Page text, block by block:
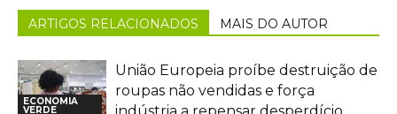
ARTIGOS RELACIONADOS MAIS DO AUTOR
ECONOMIA
VERDE
União Europeia proíbe destruição de
roupas não vendidas e força
indústria a repensar desperdício